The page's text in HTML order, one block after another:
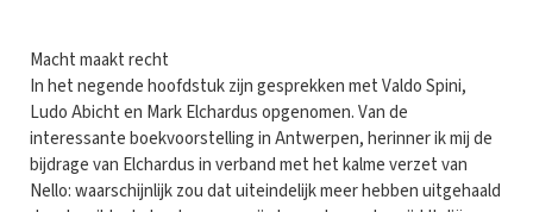
Macht maakt recht
In het negende hoofdstuk zijn gesprekken met Valdo Spini,
Ludo Abicht en Mark Elchardus opgenomen. Van de
interessante boekvoorstelling in Antwerpen, herinner ik mij de
bijdrage van Elchardus in verband met het kalme verzet van
Nello: waarschijnlijk zou dat uiteindelijk meer hebben uitgehaald